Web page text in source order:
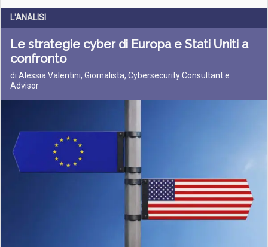
L'ANALISI
Le strategie cyber di Europa e Stati Uniti a
confronto
di Alessia Valentini, Giornalista, Cybersecurity Consultant e
Advisor